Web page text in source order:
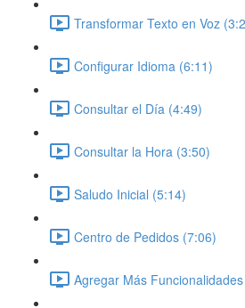
Transformar Texto en Voz
Configurar Idioma (6:11)
Consultar el Día (4:49)
Consultar la Hora (3:50)
Saludo Inicial (5:14)
Centro de Pedidos (7:06)
Agregar Más